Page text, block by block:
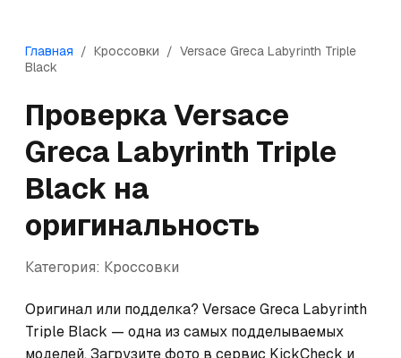
Главная / Кроссовки / Versace Greca Labyrinth Triple
Black
ПроверкаVersace
Greca Labyrinth Triple
Black на
оригинальность
Категория: Кроссовки
Оригинал или подделка? Versace Greca Labyrinth
Triple Black — одна из самых подделываемых
моделей. Загрузите фото в сервис KickCheck и